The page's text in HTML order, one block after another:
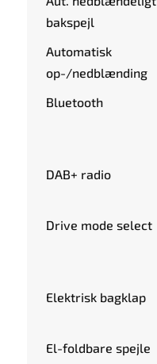
bakspejl
Automatisk
op-/nedblænding
Bluetooth
DAB+ radio
Drive mode select
Elektrisk bagklap
El-foldbare spejle